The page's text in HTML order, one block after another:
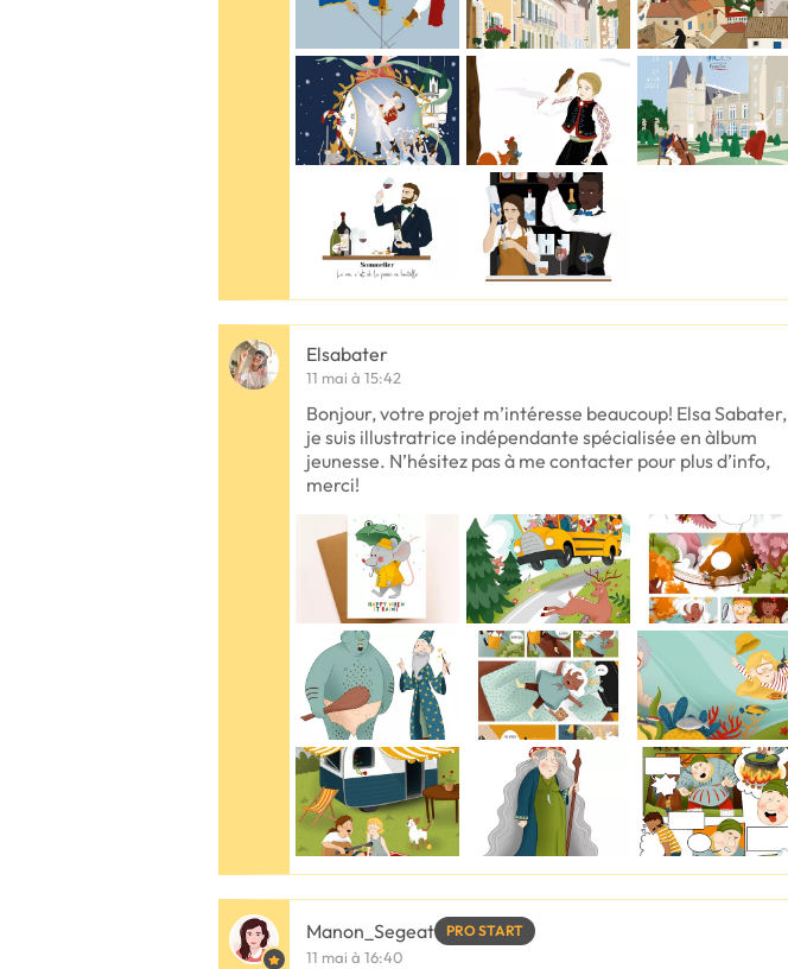
Elsabater
11 mai à 15:42
Bonjour, votre projet m’intéresse beaucoup! Elsa Sabater,
je suis illustratrice indépendante spécialisée en àlbum
jeunesse. N’hésitez pas à me contacter pour plus d’info,
merci!
Manon_Segeat PRO START
11 mai à 16:40